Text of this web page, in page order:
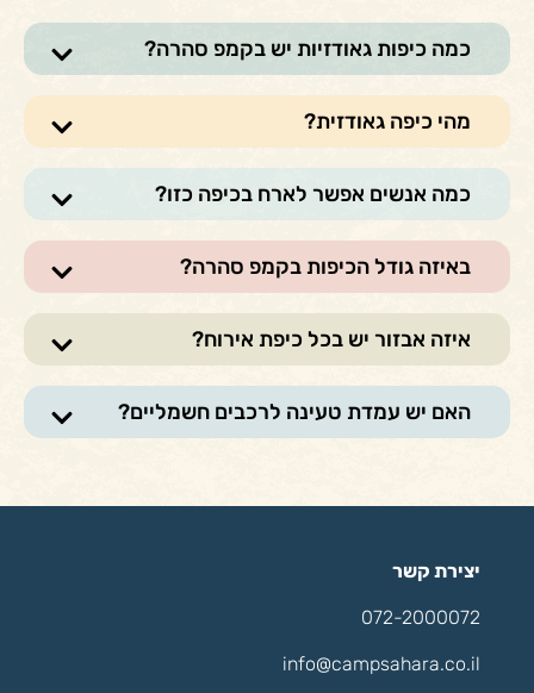
כמה כיפות גאודזיות יש בקמפ סהרה?
מהי כיפה גאודזית?
כמה אנשים אפשר לארח בכיפה כזו?
באיזה גודל הכיפות בקמפ סהרה?
איזה אבזור יש בכל כיפת אירוח?
האם יש עמדת טעינה לרכבים חשמליים?
יצירת קשר
072-2000072
info@campsahara.co.il